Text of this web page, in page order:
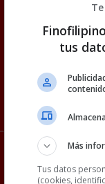
tus
Más
Tus datos
(cookies,